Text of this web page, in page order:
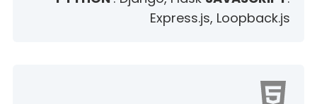
Express.js, Loopback.js